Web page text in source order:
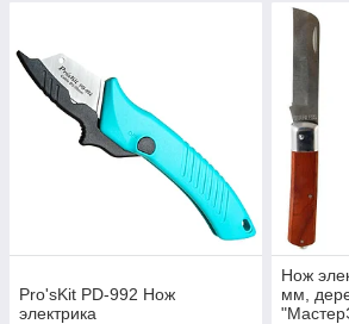
Pro'sKit PD-992 Нож
электрика
Нож
мм,